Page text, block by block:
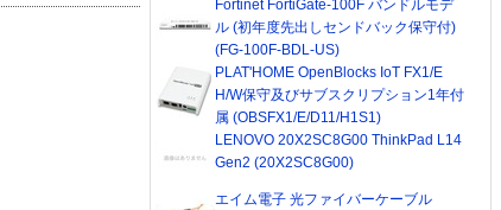
Fortinet FortiGate-100F バンドルモデ
ル (初年度先出しセンドバック保守付)
(FG-100F-BDL-US)
PLAT'HOME OpenBlocks IoT FX1/E
H/W保守及びサブスクリプション1年付
属 (OBSFX1/E/D11/H1S1)
LENOVO 20X2SC8G00 ThinkPad L14
Gen2 (20X2SC8G00)
エイム電子 光ファイバーケーブル